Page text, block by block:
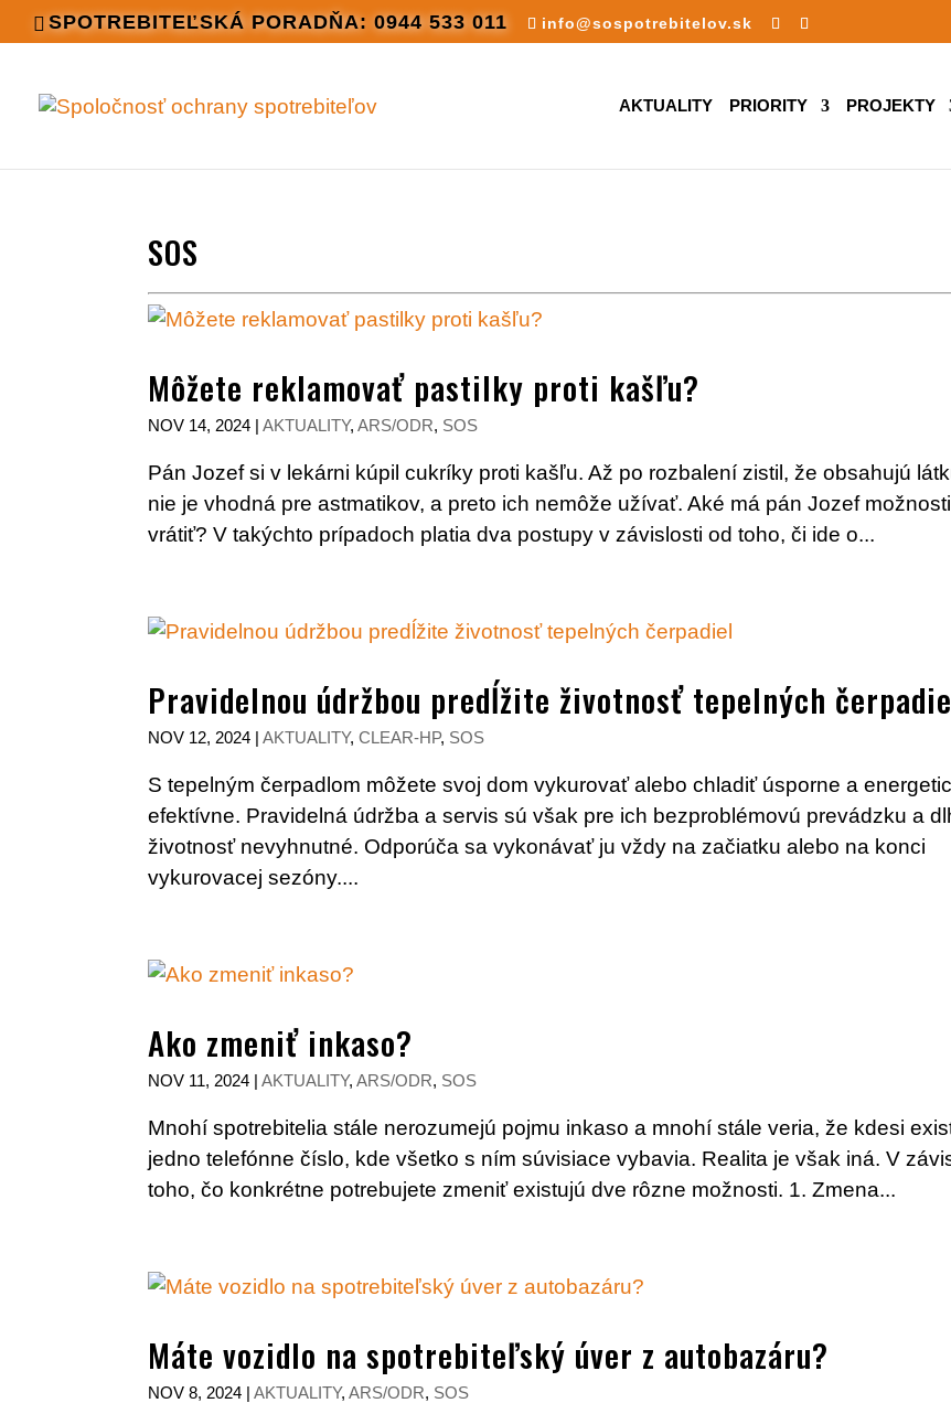
SPOTREBITEĽSKÁ PORADŇA: 0944 533 011 info@sospotrebitelov.sk
AKTUALITY PRIORITY PROJEKTY
SOS
Môžete reklamovať pastilky proti kašľu?
NOV 14, 2024 |AKTUALITY,ARS/ODR, SOS
Pán Jozef si v lekárni kúpil cukríky proti kašľu. Až po rozbalení zistil, že obsahujú
nie je vhodná pre astmatikov, a preto ich nemôže užívať. Aké má pán Jozef
vrátiť? V takýchto prípadoch platia dva postupy v závislosti od toho, či ide o...
Pravidelnou údržbou predĺžite životnosť tepelných
NOV 12, 2024 |AKTUALITY,CLEAR-HP, SOS
S tepelným čerpadlom môžete svoj dom vykurovať alebo chladiť úsporne a
efektívne. Pravidelná údržba a servis sú však pre ich bezproblémovú prevádzku a
životnosť nevyhnutné. Odporúča sa vykonávať ju vždy na začiatku alebo na konci
vykurovacej sezóny....
Ako zmeniť inkaso?
NOV 11, 2024 |AKTUALITY,ARS/ODR, SOS
Mnohí spotrebitelia stále nerozumejú pojmu inkaso a mnohí stále veria, že kdesi
jedno telefónne číslo, kde všetko s ním súvisiace vybavia. Realita je však iná. V
toho, čo konkrétne potrebujete zmeniť existujú dve rôzne možnosti. 1. Zmena...
Máte vozidlo na spotrebiteľský úver z autobazáru?
NOV 8, 2024 |AKTUALITY,ARS/ODR, SOS